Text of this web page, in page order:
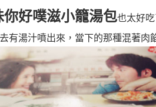
你好噗滋小籠湯包也太好
有湯汁噴出來，當下的那種混著肉